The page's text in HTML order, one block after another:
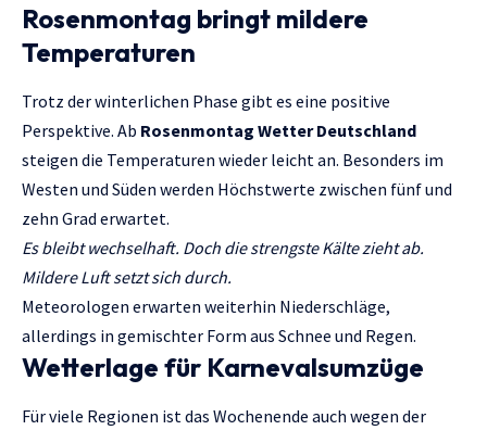
Rosenmontag bringt mildere
Temperaturen
Trotz der winterlichen Phase gibt es eine positive
Perspektive. Ab Rosenmontag Wetter Deutschland
steigen die Temperaturen wieder leicht an. Besonders im
Westen und Süden werden Höchstwerte zwischen fünf und
zehn Grad erwartet.
Es bleibt wechselhaft. Doch die strengste Kälte zieht ab.
Mildere Luft setzt sich durch.
Meteorologen erwarten weiterhin Niederschläge,
allerdings in gemischter Form aus Schnee und Regen.
Wetterlage für Karnevalsumzüge
Für viele Regionen ist das Wochenende auch wegen der